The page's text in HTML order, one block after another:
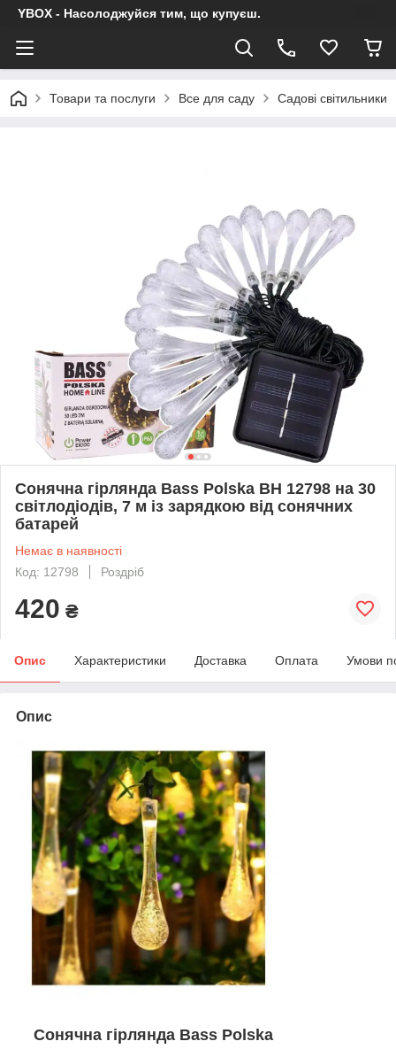
YBOX - Насолоджуйся тим, що купуєш.
Товари та послуги Все для саду Садові світильники
Сонячна гірлянда Bass Polska BH 12798 на 30
світлодіодів, 7 м із зарядкою від сонячних
батарей
Немає в наявності
Код: 12798
Роздріб
420 ₴
Опис Характеристики Доставка Оплата Умови
Опис
Сонячна гірлянда Bass Polska